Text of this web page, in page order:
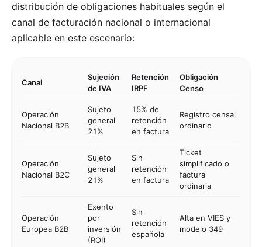
distribución de obligaciones habituales según el
canal de facturación nacional o internacional
aplicable en este escenario:
Canal
Sujeción
de IVA
Retención
IRPF
Obligación
Censo
Operación
Nacional B2B
Sujeto
general
21%
15% de
retención
en factura
Registro censal
ordinario
Operación
Nacional B2C
Sujeto
general
21%
Sin
retención
en factura
Ticket
simplificado o
factura
ordinaria
Operación
Europea B2B
Exento
por
inversión
(ROI)
Sin
retención
española
Alta en VIES y
modelo 349